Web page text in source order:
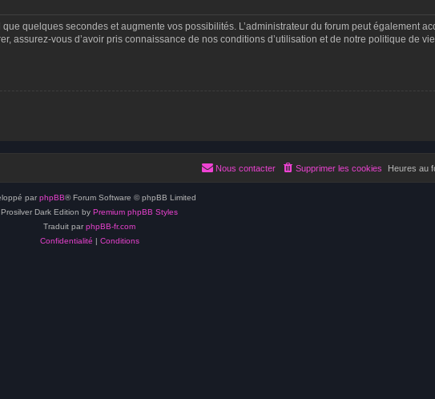
quelques secondes et augmente vos possibilités. L’administrateur du forum peut également
assurez-vous d’avoir pris connaissance de nos conditions d’utilisation et de notre politique de vie
Heures au
Supprimer les cookies
Nous contacter
par phpBB® Forum Software © phpBB Limited
Prosilver Dark Edition by Premium phpBB Styles
Traduit par phpBB-fr.com
Confidentialité | Conditions